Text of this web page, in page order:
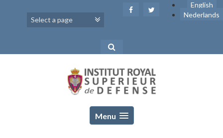
English
Nederlands
Menu